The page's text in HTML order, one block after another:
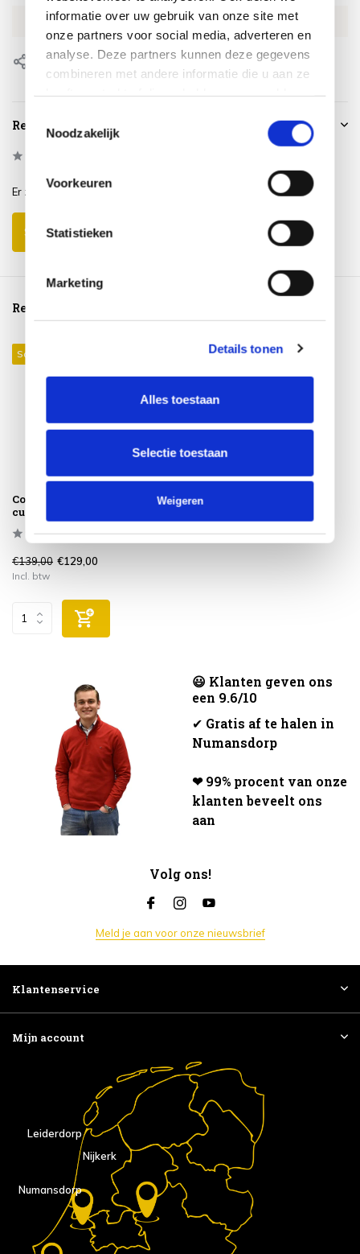
informatie over uw gebruik van onze site met
onze partners voor social media, adverteren en
analyse. Deze partners kunnen deze gegevens
combineren met andere informatie die u aan ze
Noodzakelijk
Voorkeuren
Statistieken
Marketing
Details tonen
Alles toestaan
Selectie toestaan
Weigeren
EAN 0659424217121
Delen
Reviews
Er zijn nog geen reviews geschreven over dit product..
Schrijf je eigen review
Reeds bekeken
Sale 7%
Cosipillow heating
cushion Solid 50x50 cm
€139,00 €129,00
Incl. btw
😃 Klanten geven ons
een 9.6/10
✔ Gratis af te halen in
Numansdorp
❤ 99% procent van onze
klanten beveelt ons
aan
Volg ons!
Meld je aan voor onze nieuwsbrief
Klantenservice
Mijn account
Nijkerk
Numansdorp
Leiderdorp